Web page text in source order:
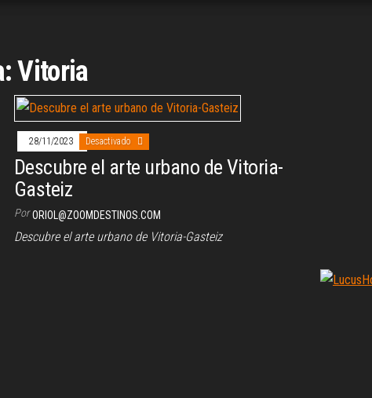
Vitoria
28/11/2023 Desactivado
Descubre el arte urbano de Vitoria-
Gasteiz
Por ORIOL@ZOOMDESTINOS.COM
Descubre el arte urbano de Vitoria-Gasteiz